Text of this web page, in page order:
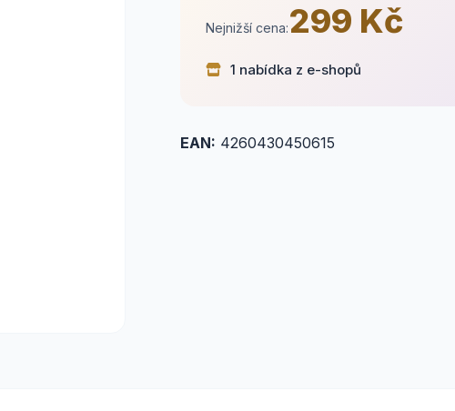
Nejnižší cena:299 Kč
1 nabídka z e-shopů
EAN: 4260430450615